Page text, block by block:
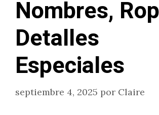
Nombres,
Detalles
Especiales
septiembre 4, 2025 por Claire